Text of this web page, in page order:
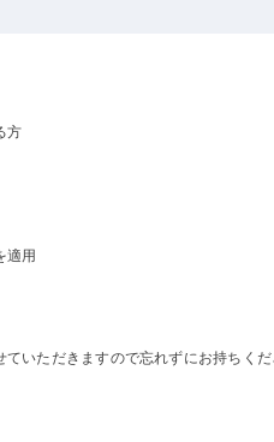
方
適用
ていただきますので忘れずにお持ちく